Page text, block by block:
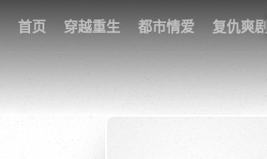
首页 穿越重生 都市情爱 复仇爽剧
我的观影记录